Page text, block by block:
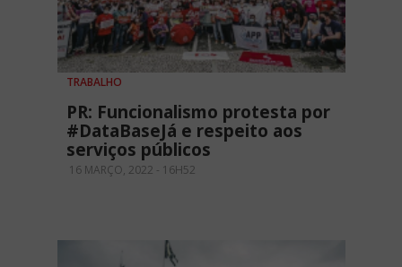
TRABALHO
PR: Funcionalismo protesta por
#DataBaseJá e respeito aos
serviços públicos
16 MARÇO, 2022 - 16H52